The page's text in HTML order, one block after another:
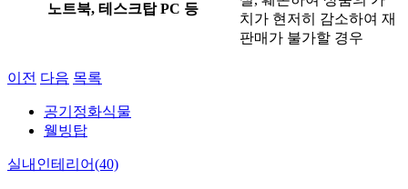
노트북, 테스크탑 PC 등
치가 현저히 감소하여 재
판매가 불가할 경우
이전 다음 목록
공기정화식물
웰빙탑
실내인테리어(40)